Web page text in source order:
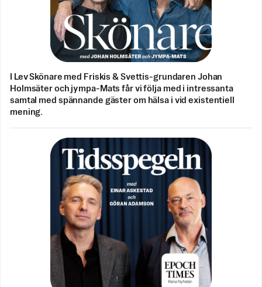
I Lev Skönare med Friskis & Svettis-grundaren Johan
Holmsäter och jympa-Mats får vi följa med i intressanta
samtal med spännande gäster om hälsa i vid existentiell
mening.